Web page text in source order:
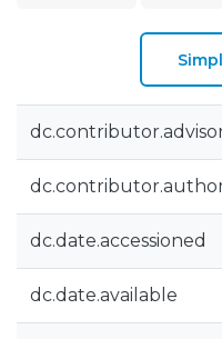
dc.date.accessioned
dc.date.available